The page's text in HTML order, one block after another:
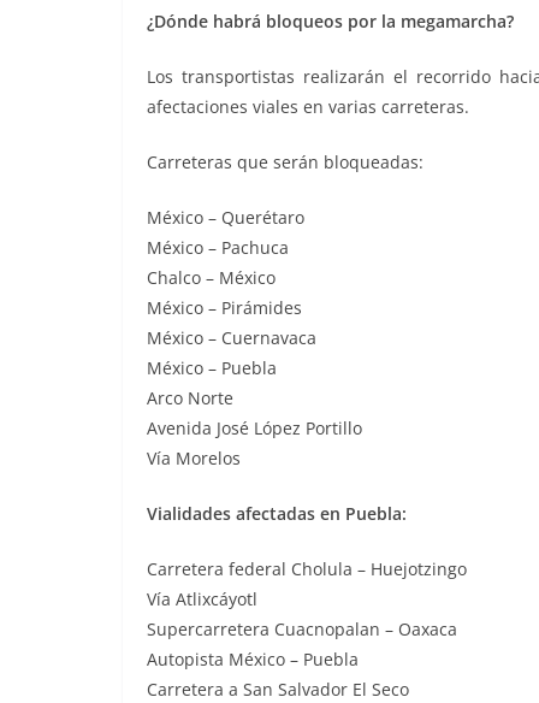
¿Dónde habrá bloqueos por la megamarcha?
Los transportistas realizarán el recorrido
afectaciones viales en varias carreteras.
Carreteras que serán bloqueadas:
México – Querétaro
México – Pachuca
Chalco – México
México – Pirámides
México – Cuernavaca
México – Puebla
Arco Norte
Avenida José López Portillo
Vía Morelos
Vialidades afectadas en Puebla:
Carretera federal Cholula – Huejotzingo
Vía Atlixcáyotl
Supercarretera Cuacnopalan – Oaxaca
Autopista México – Puebla
Carretera a San Salvador El Seco